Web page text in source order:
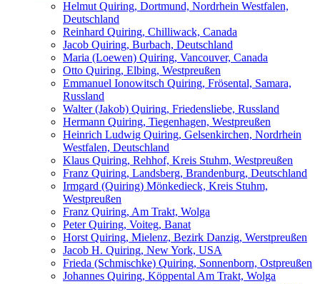
Helmut Quiring, Dortmund, Nordrhein Westfalen,
Deutschland
Reinhard Quiring, Chilliwack, Canada
Jacob Quiring, Burbach, Deutschland
Maria (Loewen) Quiring, Vancouver, Canada
Otto Quiring, Elbing, Westpreußen
Emmanuel Ionowitsch Quiring, Frösental, Samara,
Russland
Walter (Jakob) Quiring, Friedensliebe, Russland
Hermann Quiring, Tiegenhagen, Westpreußen
Heinrich Ludwig Quiring, Gelsenkirchen, Nordrhein
Westfalen, Deutschland
Klaus Quiring, Rehhof, Kreis Stuhm, Westpreußen
Franz Quiring, Landsberg, Brandenburg, Deutschland
Irmgard (Quiring) Mönkedieck, Kreis Stuhm,
Westpreußen
Franz Quiring, Am Trakt, Wolga
Peter Quiring, Voiteg, Banat
Horst Quiring, Mielenz, Bezirk Danzig, Werstpreußen
Jacob H. Quiring, New York, USA
Frieda (Schmischke) Quiring, Sonnenborn, Ostpreußen
Johannes Quiring, Köppental Am Trakt, Wolga